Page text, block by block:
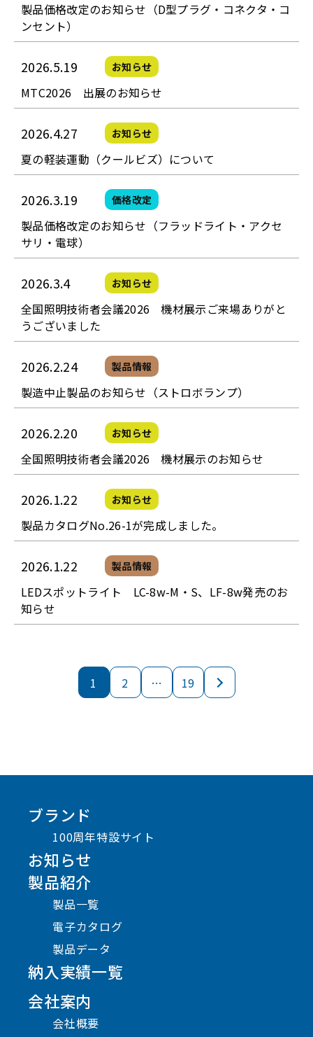
製品価格改定のお知らせ（D型プラグ・コネクタ・コ
ンセント）
2026.5.19 お知らせ
MTC2026 出展のお知らせ
2026.4.27 お知らせ
夏の軽装運動（クールビズ）について
2026.3.19 価格改定
製品価格改定のお知らせ（フラッドライト・アクセ
サリ・電球）
2026.3.4 お知らせ
全国照明技術者会議2026 機材展示ご来場ありがと
うございました
2026.2.24 製品情報
製造中止製品のお知らせ（ストロボランプ）
2026.2.20 お知らせ
全国照明技術者会議2026 機材展示のお知らせ
2026.1.22 お知らせ
製品カタログNo.26-1が完成しました。
2026.1.22 製品情報
LEDスポットライト LC-8w-M・S、LF-8w発売のお
知らせ
1 2 … 19
ブランド
100周年特設サイト
お知らせ
製品紹介
製品一覧
電子カタログ
製品データ
納入実績一覧
会社案内
会社概要